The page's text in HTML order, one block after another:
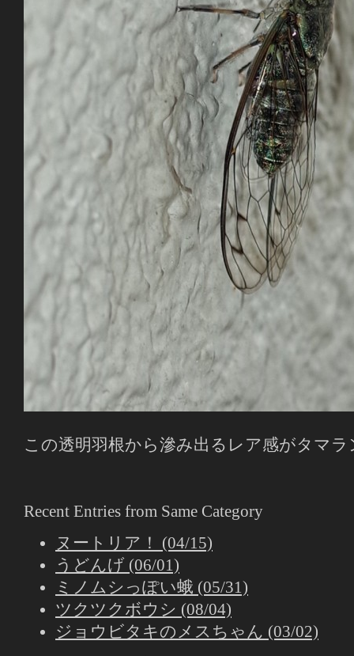
この透明羽根から滲み出るレア感がタマラ
Recent Entries from Same Category
ヌートリア！ (04/15)
うどんげ (06/01)
ミノムシっぽい蛾 (05/31)
ツクツクボウシ (08/04)
ジョウビタキのメスちゃん (03/02)